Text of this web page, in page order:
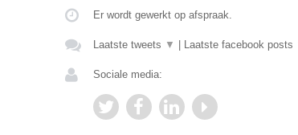
Er wordt gewerkt op afspraak.
Laatste tweets ▼ Laatste facebook posts
Sociale media: